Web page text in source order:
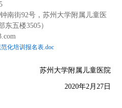
南街92号，苏州大学附属儿童医
五楼3505）
化培训报名表.doc
苏州大学附属儿童医院
2020年2月 27日